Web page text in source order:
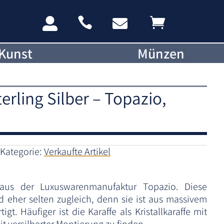
   
Münzen
Silber – Topazio,
Kategorie:Verkaufte Artikel
der Luxuswarenmanufaktur Topazio. Diese
eher selten zugleich, denn sie ist aus massivem
Häufiger ist die Karaffe als Kristallkaraffe mit